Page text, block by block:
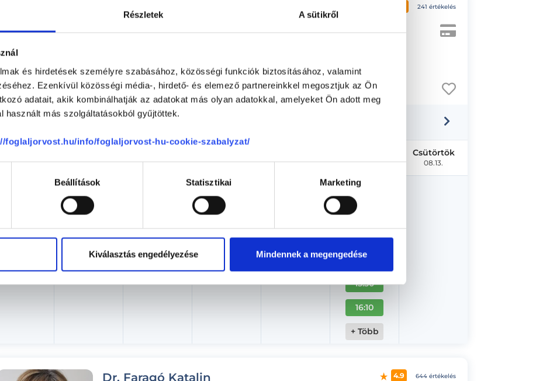
Részletek A sütikről
és hirdetések személyre szabásához, közösségi funkciók biztosításához, valamint
Ezenkívül közösségi média-, hirdető- és elemező partnereinkkel megosztjuk az Ön
adatait, akik kombinálhatják az adatokat más olyan adatokkal, amelyeket Ön adott meg
használt más szolgáltatásokból gyűjtöttek.
foglaljorvost.hu/info/foglaljorvost-hu-cookie-szabalyzat/
Beállítások Statisztikai Marketing
Kiválasztás engedélyezése Mindennek a megengedése
Dr. Noll Judit
Árlista Adatlap
241 értékelés
ma 08.08. 08.09. 08.10. 08.11. 08.12.
14:30
14:50
15:10
15:30
15:50
16:10
+ Több
Csütörtök
08.13.
Dr. Faragó Katalin 4.9 644 értékelés